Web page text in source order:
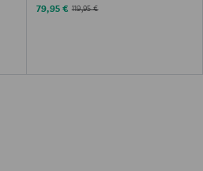
Discounted Price
79,95 € Original Price
119,95 €